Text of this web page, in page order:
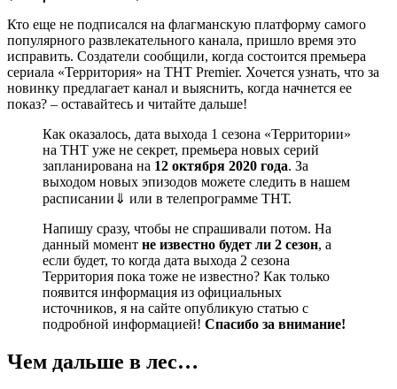
Кто еще не подписался на флагманскую платформу самого
популярного развлекательного канала, пришло время это
исправить. Создатели сообщили, когда состоится премьера
сериала «Территория» на ТНТ Premier. Хочется узнать, что за
новинку предлагает канал и выяснить, когда начнется ее
показ? – оставайтесь и читайте дальше!
Как оказалось, дата выхода 1 сезона «Территории»
на ТНТ уже не секрет, премьера новых серий
запланирована на 12 октября 2020 года. За
выходом новых эпизодов можете следить в нашем
расписании ⇓ или в телепрограмме ТНТ.
Напишу сразу, чтобы не спрашивали потом. На
данный момент не известно будет ли 2 сезон, а
если будет, то когда дата выхода 2 сезона
Территория пока тоже не известно? Как только
появится информация из официальных
источников, я на сайте опубликую статью с
подробной информацией! Спасибо за внимание!
Чем дальше в лес…